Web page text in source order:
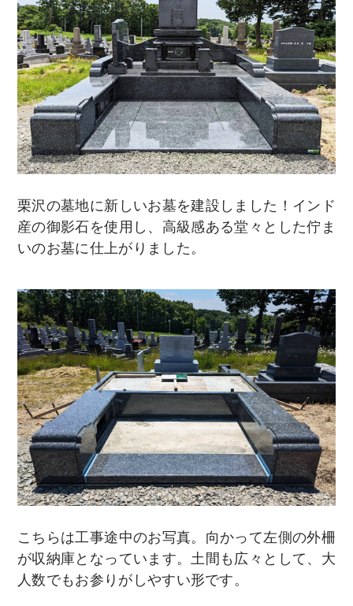
栗沢の墓地に新しいお墓を建設しました！インド
産の御影石を使用し、高級感ある堂々とした佇ま
いのお墓に仕上がりました。
こちらは工事途中のお写真。向かって左側の外柵
が収納庫となっています。土間も広々として、大
人数でもお参りがしやすい形です。